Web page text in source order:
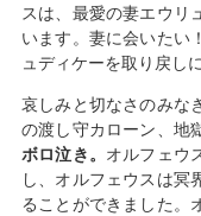
スは、最愛の妻エウリ
います。妻に会いたい
ュディケーを取り戻し
哀しみと切なさのみな
の渡し守カローン、地
ボロ泣き。 オルフェウ
し、オルフェウスは冥
ることができました。